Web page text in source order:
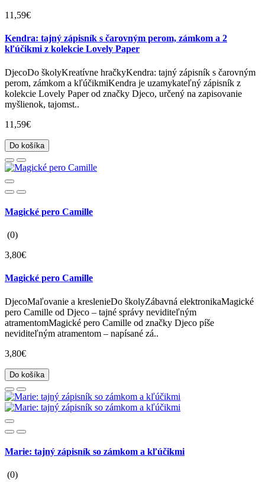
11,59€
Kendra: tajný zápisník s čarovným perom, zámkom a 2
kľúčikmi z kolekcie Lovely Paper
DjecoDo školyKreatívne hračkyKendra: tajný zápisník s čarovným
perom, zámkom a kľúčikmiKendra je uzamykateľný zápisník z
kolekcie Lovely Paper od značky Djeco, určený na zapisovanie
myšlienok, tajomst..
11,59€
Do košíka
Magické pero Camille
(0)
3,80€
Magické pero Camille
DjecoMaľovanie a kreslenieDo školyZábavná elektronikaMagické
pero Camille od Djeco – tajné správy neviditeľným
atramentomMagické pero Camille od značky Djeco píše
neviditeľným atramentom – napísané zá..
3,80€
Do košíka
Marie: tajný zápisník so zámkom a kľúčikmi
(0)